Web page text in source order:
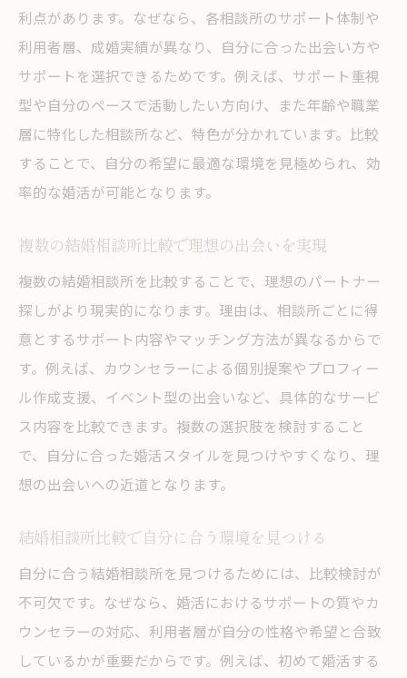
利点があります。なぜなら、各相談所のサポート体制や
利用者層、成婚実績が異なり、自分に合った出会い方や
サポートを選択できるためです。例えば、サポート重視
型や自分のペースで活動したい方向け、また年齢や職業
層に特化した相談所など、特色が分かれています。比較
することで、自分の希望に最適な環境を見極められ、効
率的な婚活が可能となります。
複数の結婚相談所比較で理想の出会いを実現
複数の結婚相談所を比較することで、理想のパートナー
探しがより現実的になります。理由は、相談所ごとに得
意とするサポート内容やマッチング方法が異なるからで
す。例えば、カウンセラーによる個別提案やプロフィー
ル作成支援、イベント型の出会いなど、具体的なサービ
ス内容を比較できます。複数の選択肢を検討すること
で、自分に合った婚活スタイルを見つけやすくなり、理
想の出会いへの近道となります。
結婚相談所比較で自分に合う環境を見つける
自分に合う結婚相談所を見つけるためには、比較検討が
不可欠です。なぜなら、婚活におけるサポートの質やカ
ウンセラーの対応、利用者層が自分の性格や希望と合致
しているかが重要だからです。例えば、初めて婚活する